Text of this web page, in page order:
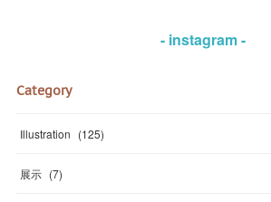
- instagram -
Category
Illustration (125)
展示 (7)